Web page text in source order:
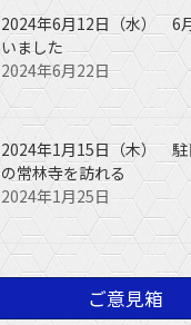
2024年6月12日（水） 6
いました
2024年6月22日
2024年1月15日（木） 駐
の常林寺を訪れる
2024年1月25日
ご意見箱